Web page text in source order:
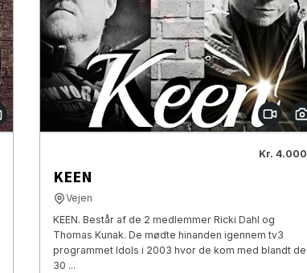
Kr. 4.000
KEEN
Vejen
KEEN. Består af de 2 medlemmer Ricki Dahl og
Thomas Kunak. De mødte hinanden igennem tv3
programmet Idols i 2003 hvor de kom med blandt de
30 ...